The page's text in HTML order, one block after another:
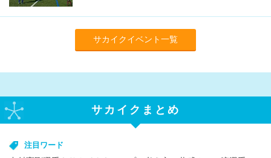
サカイクイベント一覧
サカイクまとめ
注目ワード